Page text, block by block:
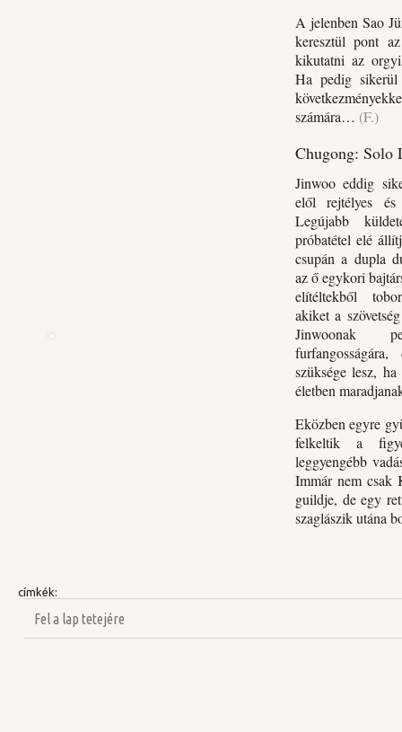
A jelenben Sao
keresztül pont
kikutatni az
Ha pedig sikerül
számára… (F.)
Chugong: Solo
Jinwoo eddig
elől rejtélyes és
Legújabb
próbatétel elé
csupán a dupla
az ő egykori
elítéltekből
akiket a
Jinwoonak
szüksége lesz,
életben
Eközben egyre
felkeltik a
leggyengébb
Immár nem csak
guildje, de egy
szaglászik utána
címkék:
Fel a lap tetejére